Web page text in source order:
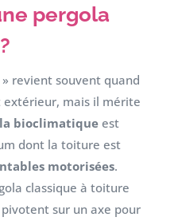
pergola
revient souvent quand
extérieur, mais il mérite
bioclimatiqueest
dont la toiture est
motorisées.
classique à toiture
sur un axe pour